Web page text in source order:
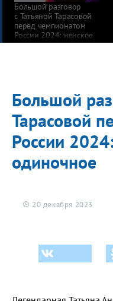
Большой разговор
с Татьяной Тарасовой
перед чемпионатом
России 2024: женское
одиночное
Большой
Тарасовой
России
одиночное
20 декабря 2023